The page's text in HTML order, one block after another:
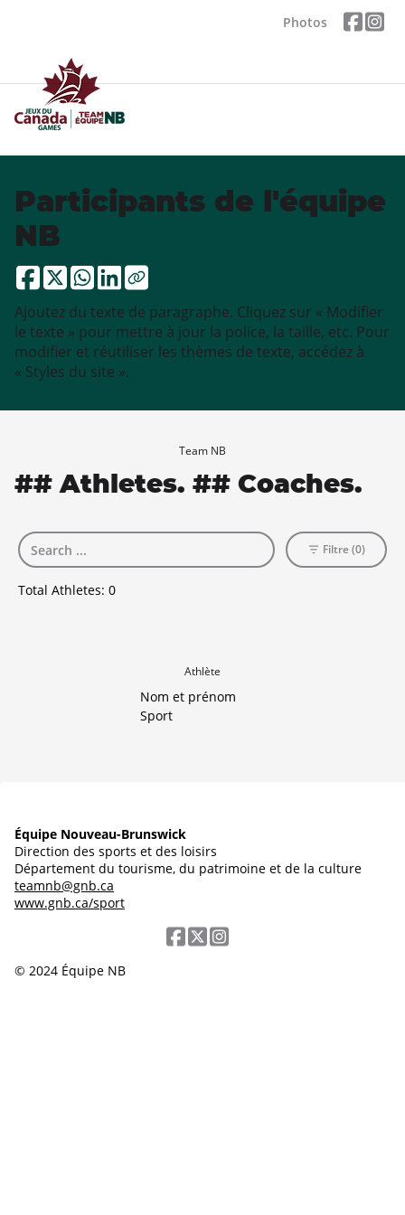
Photos
Participants de l'équipe
NB
Ajoutez du texte de paragraphe. Cliquez sur « Modifier
le texte » pour mettre à jour la police, la taille, etc. Pour
modifier et réutiliser les thèmes de texte, accédez à
« Styles du site ».
Team NB
## Athletes. ## Coaches.
Total Athletes: 0
Filtre (0)
Athlète
Nom et prénom
Sport
Équipe Nouveau-Brunswick
Direction des sports et des loisirs
Département du tourisme, du patrimoine et de la culture
teamnb@gnb.ca
www.gnb.ca/sport
© 2024 Équipe NB